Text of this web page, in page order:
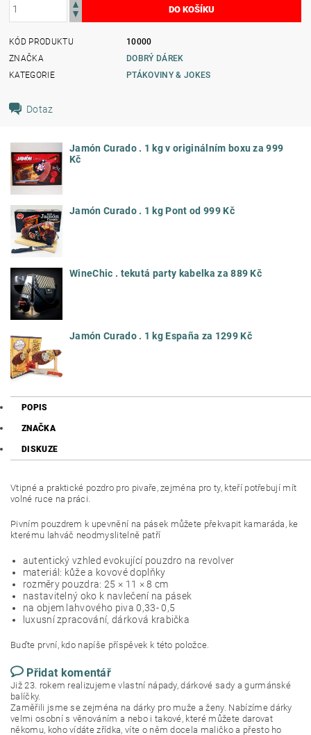
KÓD PRODUKTU
10000
ZNAČKA
DOBRÝ DÁREK
KATEGORIE
PTÁKOVINY & JOKES
Dotaz
Jamón Curado . 1 kg v originálním boxu za 999
Kč
Jamón Curado . 1 kg Pont od 999 Kč
WineChic . tekutá party kabelka za 889 Kč
Jamón Curado . 1 kg España za 1299 Kč
POPIS
ZNAČKA
DISKUZE
Vtipné a praktické pozdro pro pivaře, zejména pro ty, kteří potřebují mít
volné ruce na práci.
Pivním pouzdrem k upevnění na pásek můžete překvapit kamaráda, ke
kterému lahváč neodmyslitelně patří
autentický vzhled evokující pouzdro na revolver
materiál: kůže a kovové doplňky
rozměry pouzdra: 25 × 11 × 8 cm
nastavitelný oko k navlečení na pásek
na objem lahvového piva 0,33- 0,5
luxusní zpracování, dárková krabička
Buďte první, kdo napíše příspěvek k této položce.
Přidat komentář
Již 23. rokem realizujeme vlastní nápady, dárkové sady a gurmánské
balíčky.
Zaměřili jsme se zejména na dárky pro muže a ženy. Nabízíme dárky
velmi osobní s věnováním a nebo i takové, které můžete darovat
někomu, koho vídáte zřídka, víte o něm docela maličko a přesto ho